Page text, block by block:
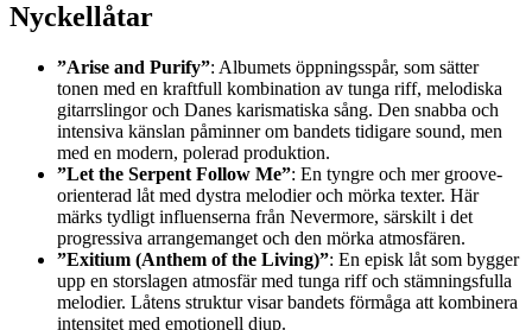
Nyckellåtar
”Arise and Purify”: Albumets öppningsspår, som sätter
tonen med en kraftfull kombination av tunga riff, melodiska
gitarrslingor och Danes karismatiska sång. Den snabba och
intensiva känslan påminner om bandets tidigare sound, men
med en modern, polerad produktion.
”Let the Serpent Follow Me”: En tyngre och mer groove-
orienterad låt med dystra melodier och mörka texter. Här
märks tydligt influenserna från Nevermore, särskilt i det
progressiva arrangemanget och den mörka atmosfären.
”Exitium (Anthem of the Living)”: En episk låt som bygger
upp en storslagen atmosfär med tunga riff och stämningsfulla
melodier. Låtens struktur visar bandets förmåga att kombinera
intensitet med emotionell djup.